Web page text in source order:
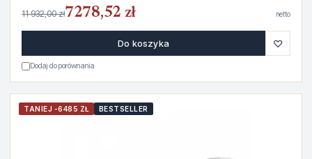
11 932,00 zł7278,52 zł netto
Do koszyka ♡
Dodaj do porównania
TANIEJ -6485 ZŁ BESTSELLER